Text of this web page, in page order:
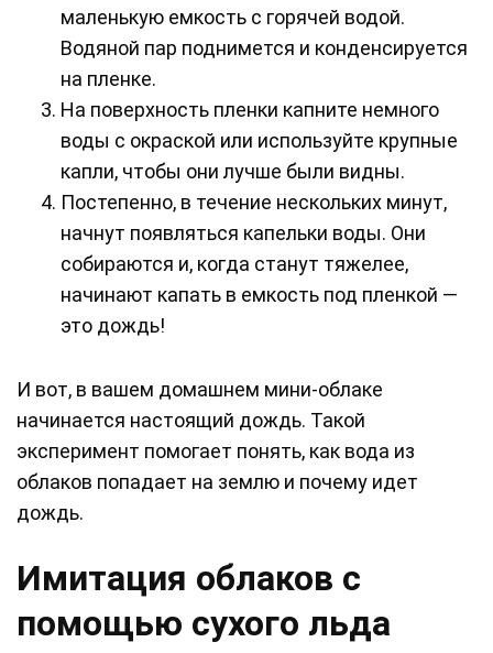
маленькую емкость с горячей водой.
Водяной пар поднимется и конденсируется
на пленке.
На поверхность пленки капните немного
воды с окраской или используйте крупные
капли, чтобы они лучше были видны.
Постепенно, в течение нескольких минут,
начнут появляться капельки воды. Они
собираются и, когда станут тяжелее,
начинают капать в емкость под пленкой —
это дождь!
И вот, в вашем домашнем мини-облаке
начинается настоящий дождь. Такой
эксперимент помогает понять, как вода из
облаков попадает на землю и почему идет
дождь.
Имитация облаков с
помощью сухого льда